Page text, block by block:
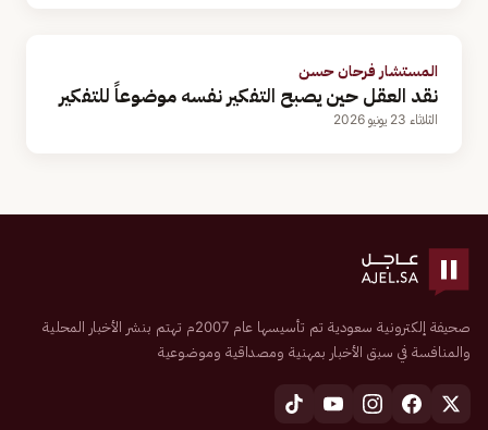
المستشار فرحان حسن
نقد العقل حين يصبح التفكير نفسه موضوعاً للتفكير
الثلاثاء 23 يونيو 2026
صحيفة إلكترونية سعودية تم تأسيسها عام 2007م تهتم بنشر الأخبار المحلية
والمنافسة في سبق الأخبار بمهنية ومصداقية وموضوعية